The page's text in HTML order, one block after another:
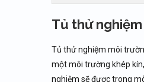
Tủ thử
Tủ thử nghiệm môi
một môi trường khép
nghiệm sẽ được trong